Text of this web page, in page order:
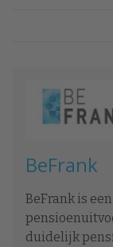
BeFrank
BeFrank is
duidelijk